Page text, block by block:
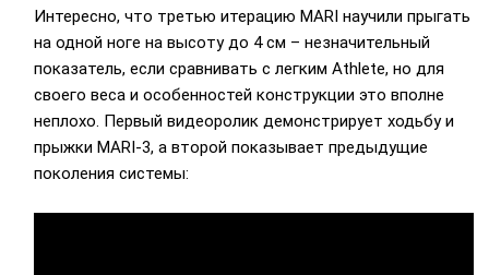
Интересно, что третью итерацию MARI научили прыгать
на одной ноге на высоту до 4 см – незначительный
показатель, если сравнивать с легким Athlete, но для
своего веса и особенностей конструкции это вполне
неплохо. Первый видеоролик демонстрирует ходьбу и
прыжки MARI-3, а второй показывает предыдущие
поколения системы: